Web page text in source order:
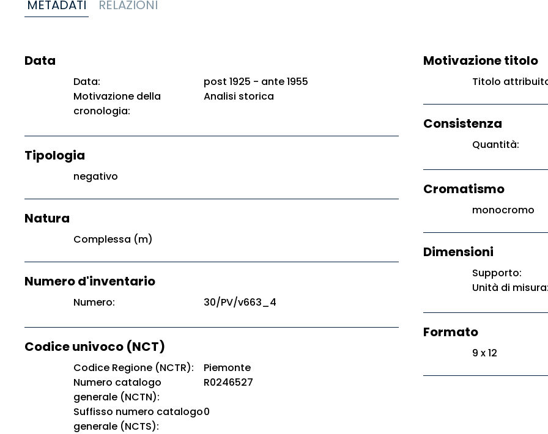
METADATI RELAZIONI
Data
Data:
post 1925 - ante 1955
Motivazione della
cronologia:
Analisi storica
Tipologia
negativo
Natura
Complessa (m)
Numero d'inventario
Numero: 30/PV/v663_4
Codice univoco (NCT)
Codice Regione (NCTR):
Piemonte
Numero catalogo
generale (NCTN):
R0246527
Suffisso numero catalogo
generale (NCTS):
0
Motivazione titolo
Titolo
Consistenza
Quantità:
Cromatismo
monocromo
Dimensioni
Supporto:
Unità di
Formato
9 x 12